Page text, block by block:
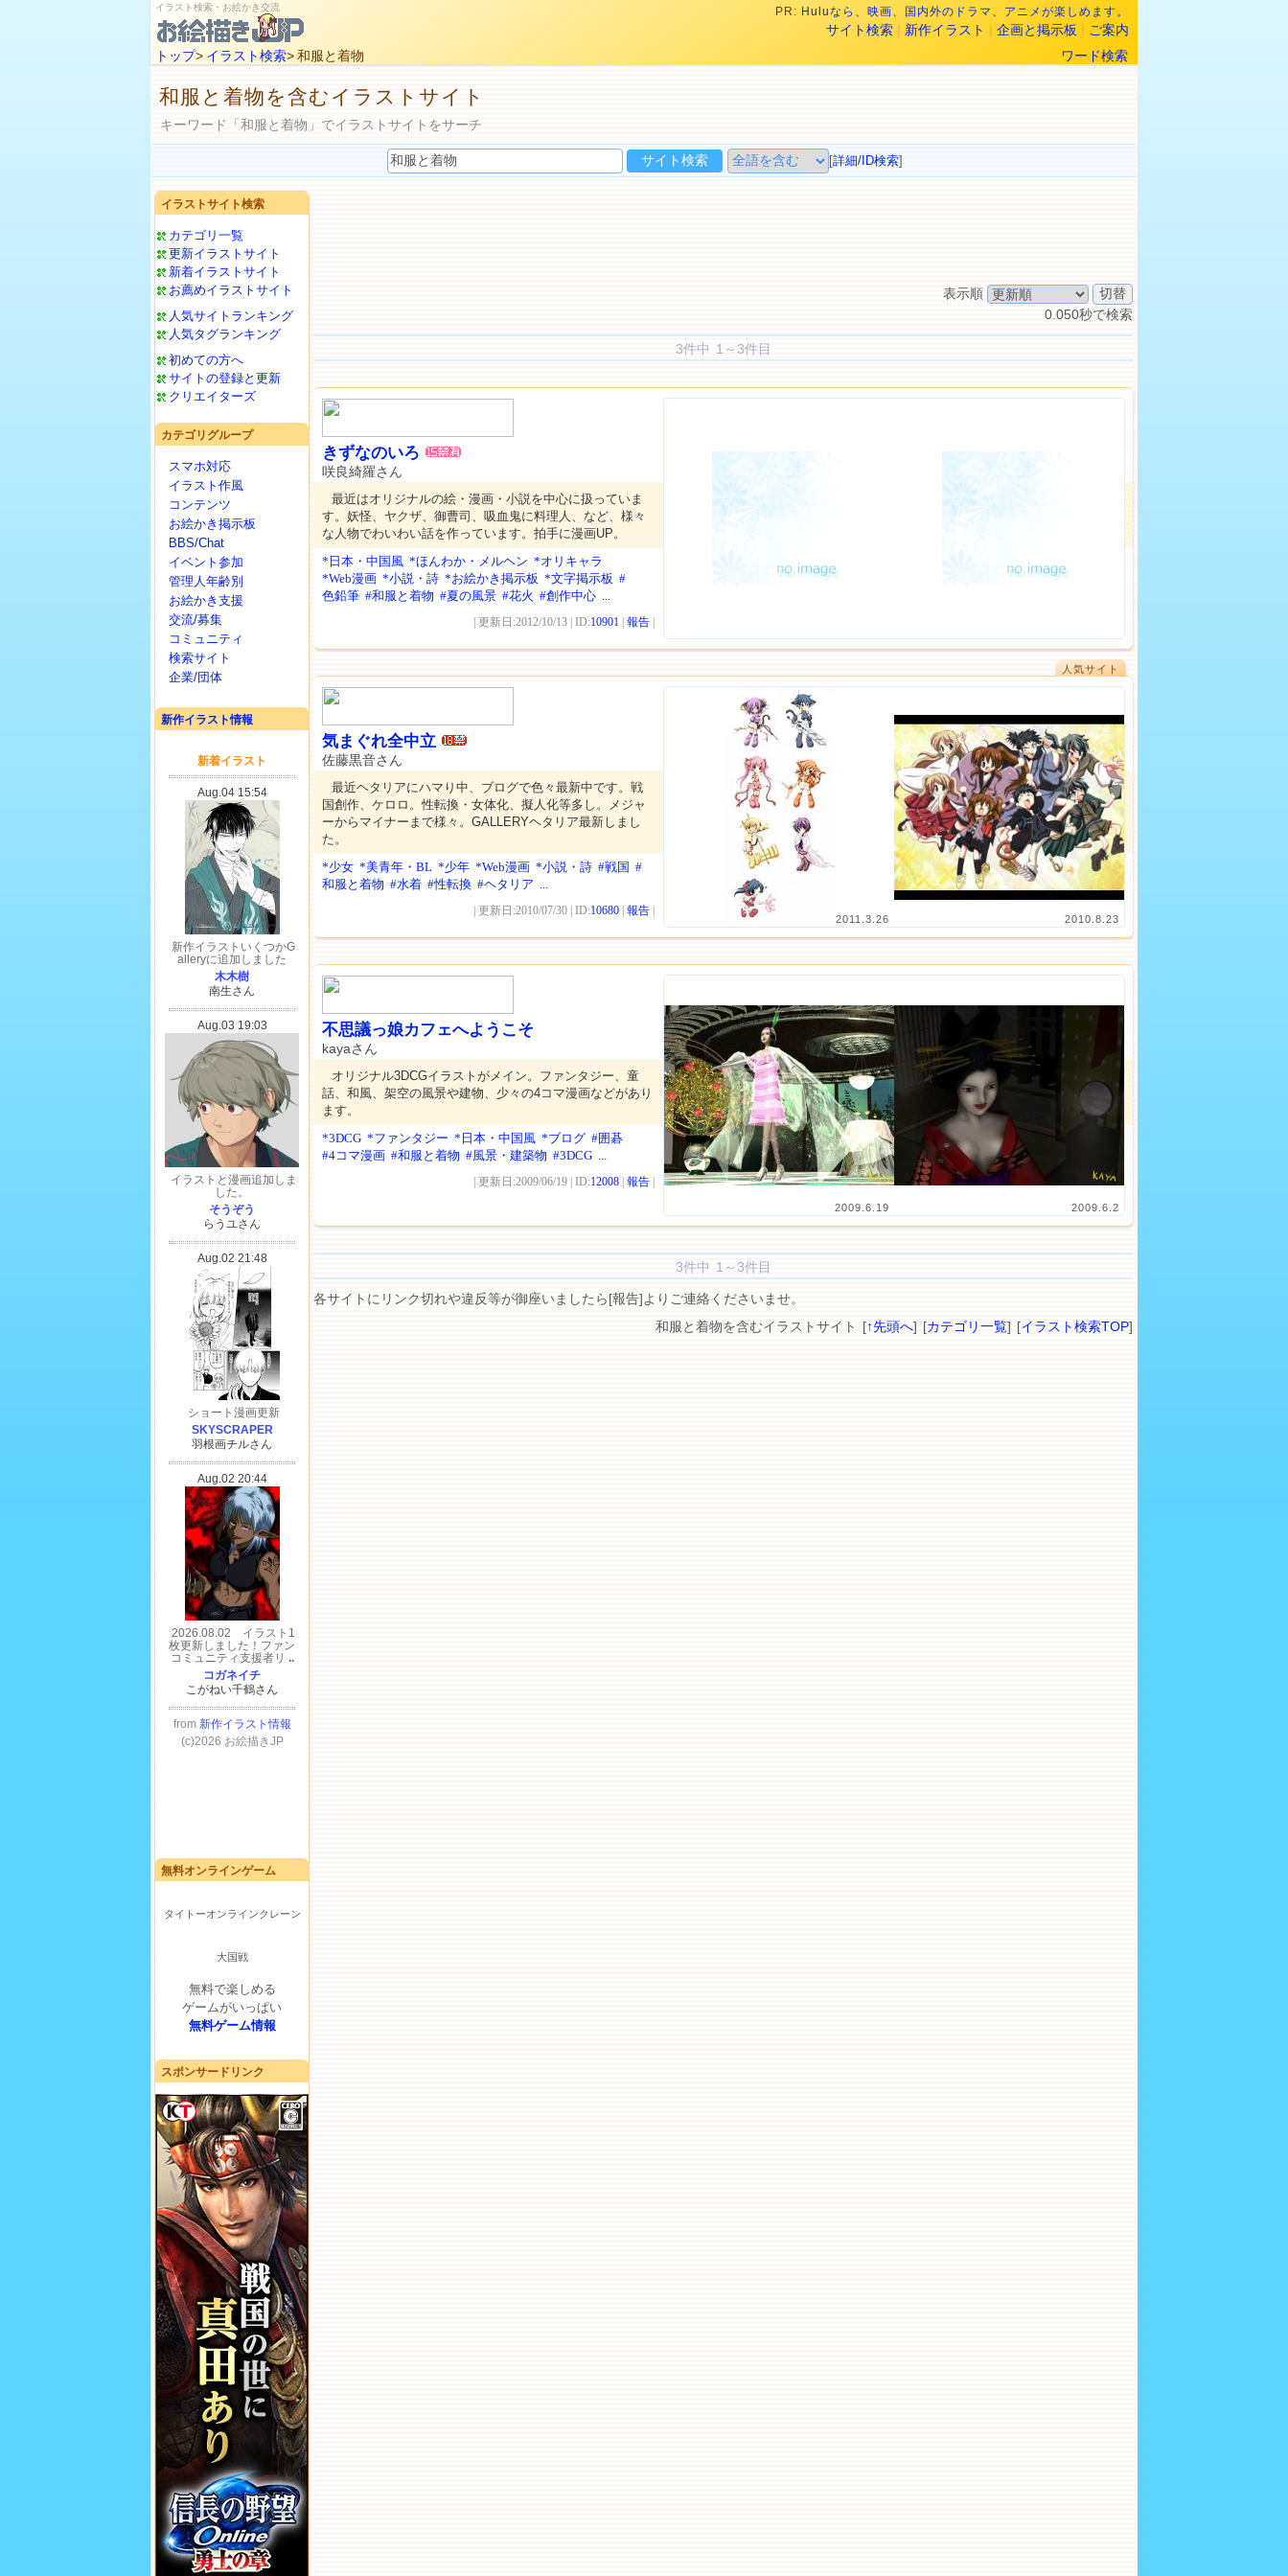
イラスト検索・お絵かき交流 PR: Huluなら、映画、国内外のドラマ、アニメが楽しめます。
サイト検索 | 新作イラスト | 企画と掲示板 | ご案内
トップ> イラスト検索> 和服と着物 ワード検索
和服と着物を含むイラストサイト
キーワード「和服と着物」でイラストサイトをサーチ
[詳細/ID検索]
イラストサイト検索
カテゴリ一覧
更新イラストサイト
新着イラストサイト
お薦めイラストサイト
人気サイトランキング
人気タグランキング
初めての方へ
サイトの登録と更新
クリエイターズ
カテゴリグループ
スマホ対応
イラスト作風
コンテンツ
お絵かき掲示板
BBS/Chat
イベント参加
管理人年齢別
お絵かき支援
交流/募集
コミュニティ
検索サイト
企業/団体
新作イラスト情報
無料オンラインゲーム
タイトーオンラインクレーン
大国戦
無料で楽しめる
ゲームがいっぱい
無料ゲーム情報
スポンサードリンク
表示順
0.050秒で検索
3件中 1～3件目
きずなのいろ
咲良綺羅さん
最近はオリジナルの絵・漫画・小説を中心に扱っていま
す。妖怪、ヤクザ、御曹司、吸血鬼に料理人、など、様々
な人物でわいわい話を作っています。拍手に漫画UP。
*日本・中国風 *ほんわか・メルヘン *オリキャラ
*Web漫画 *小説・詩 *お絵かき掲示板 *文字掲示板 #
色鉛筆 #和服と着物 #夏の風景 #花火 #創作中心 ...
| 更新日:2012/10/13 | ID:10901 報告
人気サイト
2011.3.26 2010.8.23
気まぐれ全中立
佐藤黒音さん
最近ヘタリアにハマり中、ブログで色々最新中です。戦
国創作、ケロロ。性転換・女体化、擬人化等多し。メジャ
ーからマイナーまで様々。GALLERYヘタリア最新しまし
た。
*少女 *美青年・BL *少年 *Web漫画 *小説・詩 #戦国 #
和服と着物 #水着 #性転換 #ヘタリア ...
| 更新日:2010/07/30 | ID:10680 報告
2009.6.19 2009.6.2
不思議っ娘カフェへようこそ
kayaさん
オリジナル3DCGイラストがメイン。ファンタジー、童
話、和風、架空の風景や建物、少々の4コマ漫画などがあり
ます。
*3DCG *ファンタジー *日本・中国風 *ブログ #囲碁
#4コマ漫画 #和服と着物 #風景・建築物 #3DCG ...
| 更新日:2009/06/19 | ID:12008 報告
3件中 1～3件目
各サイトにリンク切れや違反等が御座いましたら[報告]よりご連絡くださいませ。
和服と着物を含むイラストサイト [↑先頭へ] [カテゴリ一覧] [イラスト検索TOP]